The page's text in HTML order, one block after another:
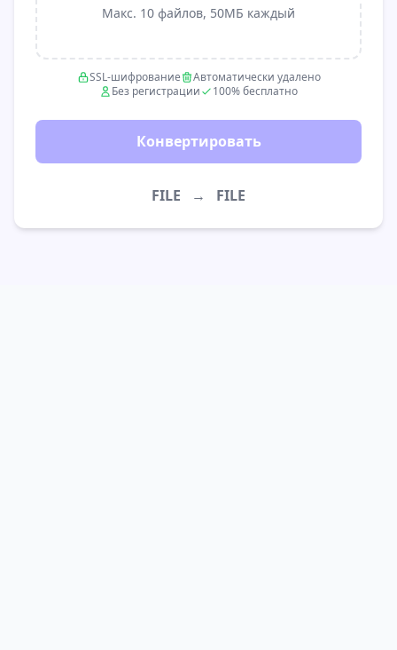
Макс. 10 файлов, 50МБ каждый
SSL-шифрование
Автоматически удалено
Без регистрации
100% бесплатно
Конвертировать
FILE → FILE